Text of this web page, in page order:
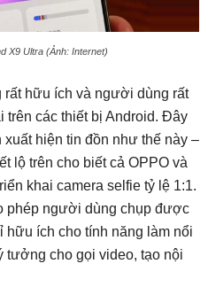
X9 Ultra (Ảnh: Internet)
hữu ích và người dùng rất
trên các thiết bị Android. Đây
hiện tin đồn như thế này –
lộ trên cho biết cả OPPO và
khai camera selfie tỷ lệ 1:1.
phép người dùng chụp được
hữu ích cho tính năng làm nổi
tưởng cho gọi video, tạo nội